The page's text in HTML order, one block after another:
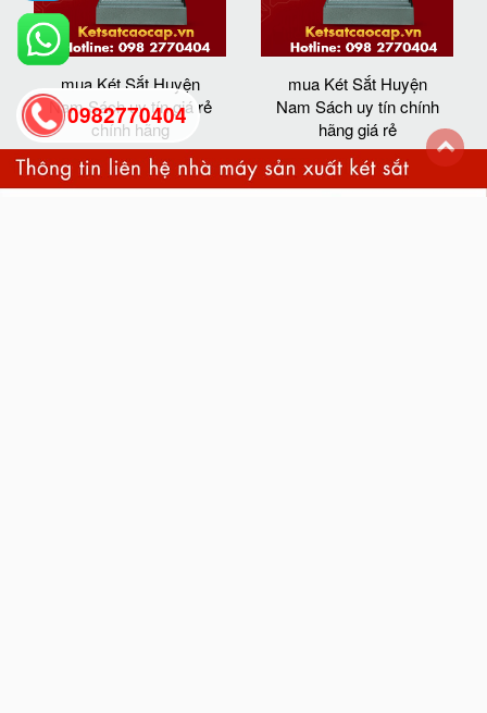
mua Két Sắt Huyện
Nam Sách uy tín giá rẻ
chính hãng
mua Két Sắt Huyện
Nam Sách uy tín chính
hãng giá rẻ
0982770404
back